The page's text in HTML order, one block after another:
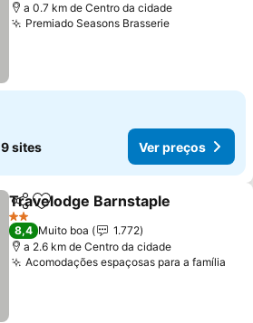
a 0.7 km de Centro da cidade
Premiado Seasons BrasserieVer preços
9 sites Ver preços
PartilharAdicionar aos favoritos
Travelodge Barnstaple
2 Estrelas
8,4 Muito boa
1.772
a 2.6 km de Centro da cidade
Acomodações espaçosas para a família